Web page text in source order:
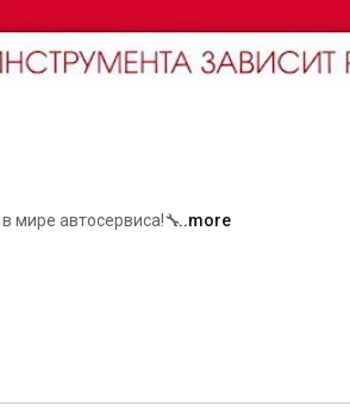
мире автосервиса!🔧 ...more